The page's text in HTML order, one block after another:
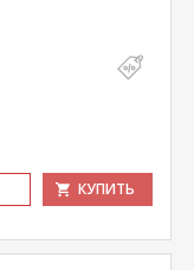
КУПИТЬ